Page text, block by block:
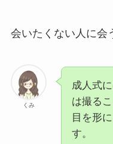
会いたくない人に会
くみ
成人式
は撮る
目を形
す。